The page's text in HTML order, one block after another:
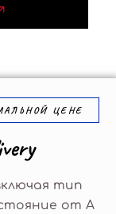
ЦЕНЕ
very
тип
от А